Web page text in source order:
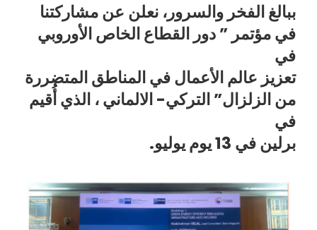
ببالغ الفخر والسرور، نعلن عن مشاركتنا
في مؤتمر ” دور القطاع الخاص الأوروبي
في
تعزيز عالم الأعمال في المناطق المتضررة
من الزلزال” التركي- الالماني ، الذي أُقيم
في
برلين في 13 يوم يوليو.